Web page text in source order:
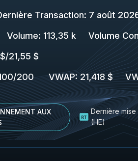
Transaction: 7 août
Volume: 113,35 k Volume
/21,55 $
/200 VWAP: 21,418 $
AUX
Dernière mise
(HE)